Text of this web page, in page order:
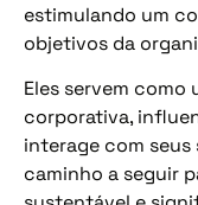
estimulando um
objetivos da
Eles servem como
corporativa,
interage com
caminho a seguir